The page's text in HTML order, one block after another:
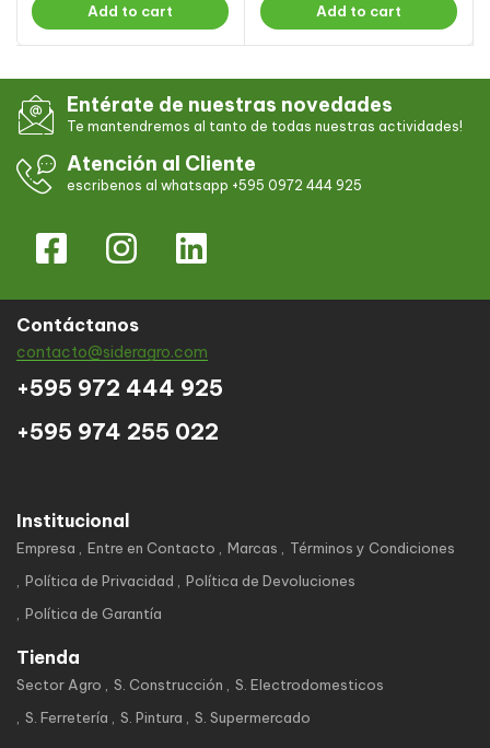
Add to cart Add to cart
Entérate de nuestras novedades
Te mantendremos al tanto de todas nuestras actividades!
Atención al Cliente
escribenos al whatsapp +595 0972 444 925
Contáctanos
contacto@sideragro.com
+595 972 444 925
+595 974 255 022
Institucional
Empresa Entre en Contacto Marcas
Términos y Condiciones
Política de Privacidad
Política de Devoluciones
Política de Garantía
Tienda
Sector Agro S. Construcción
S. Electrodomesticos
S. Ferretería
S. Pintura S. Supermercado